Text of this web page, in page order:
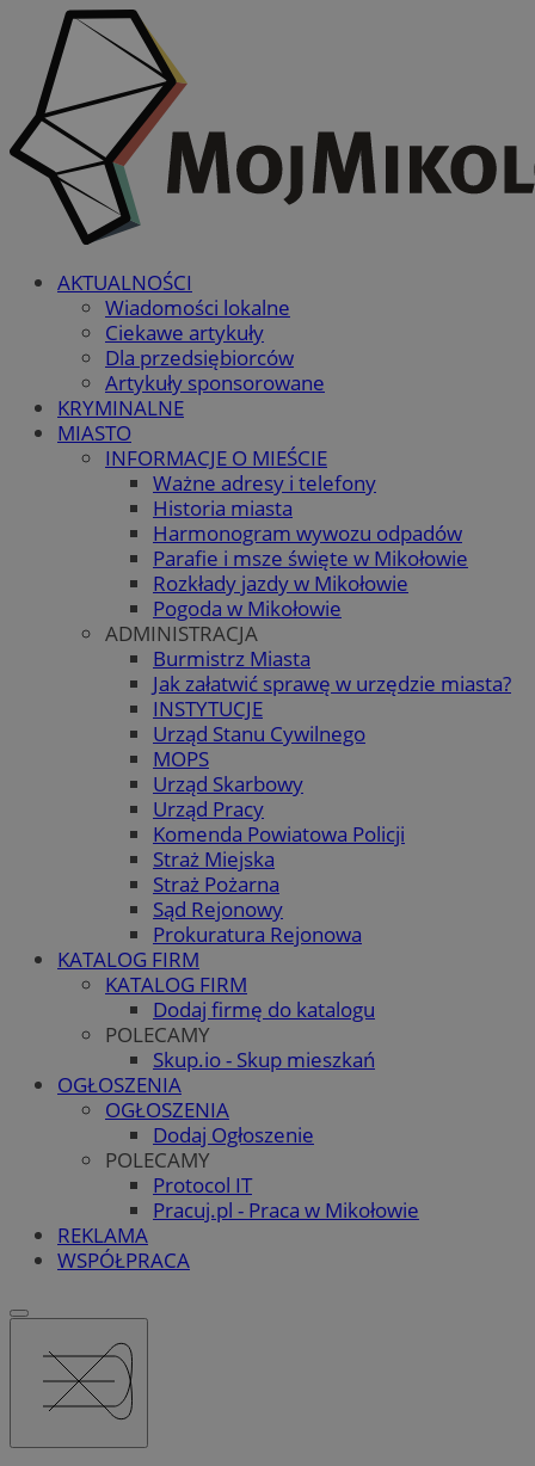
AKTUALNOŚCI
Wiadomości lokalne
Ciekawe artykuły
Dla przedsiębiorców
Artykuły sponsorowane
KRYMINALNE
MIASTO
INFORMACJE O MIEŚCIE
Ważne adresy i telefony
Historia miasta
Harmonogram wywozu odpadów
Parafie i msze święte w Mikołowie
Rozkłady jazdy w Mikołowie
Pogoda w Mikołowie
ADMINISTRACJA
Burmistrz Miasta
Jak załatwić sprawę w urzędzie miasta?
INSTYTUCJE
Urząd Stanu Cywilnego
MOPS
Urząd Skarbowy
Urząd Pracy
Komenda Powiatowa Policji
Straż Miejska
Straż Pożarna
Sąd Rejonowy
Prokuratura Rejonowa
KATALOG FIRM
KATALOG FIRM
Dodaj firmę do katalogu
POLECAMY
Skup.io - Skup mieszkań
OGŁOSZENIA
OGŁOSZENIA
Dodaj Ogłoszenie
POLECAMY
Protocol IT
Pracuj.pl - Praca w Mikołowie
REKLAMA
WSPÓŁPRACA